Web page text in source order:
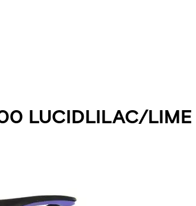
LUCIDLILAC/LIME